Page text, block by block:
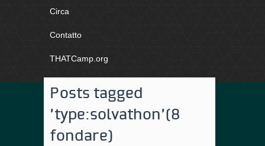
Circa
Contatto
THATCamp.org
Posts tagged
'type:solvathon'(8
fondare)